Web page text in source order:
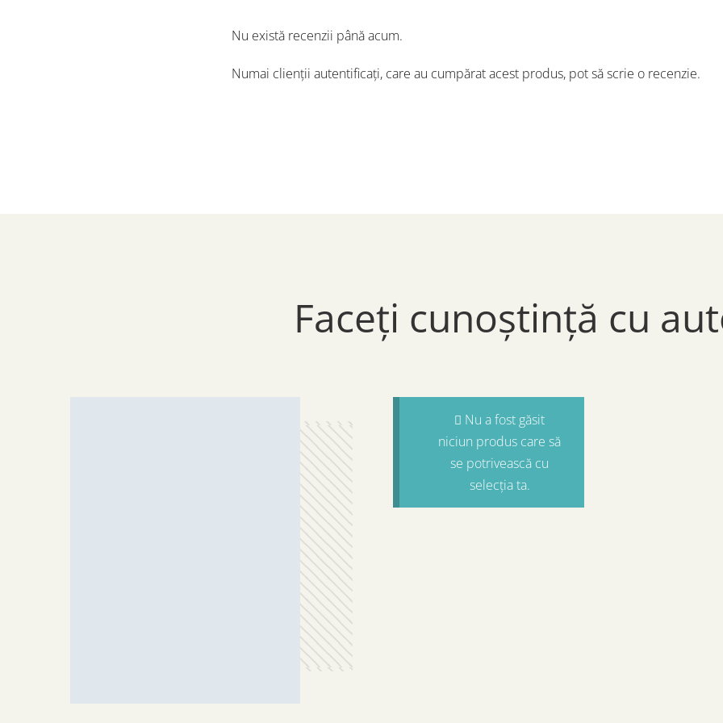
Nu există recenzii până acum.
Numai clienții autentificați, care au cumpărat acest produs, pot să scrie o recenzie.
Faceți cunoștință cu
Nu a fost găsit
niciun produs care să
se potrivească cu
selecția ta.